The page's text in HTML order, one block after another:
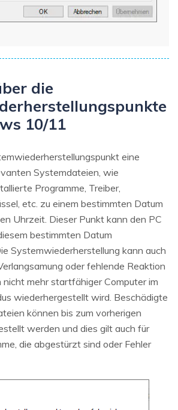
die
10/11
eine
Systemdateien, wie
Programme, Treiber,
etc. zu einem bestimmten Datum
Uhrzeit. Dieser Punkt kann den PC
bestimmten Datum
Systemwiederherstellung kann auch
oder fehlende Reaktion
nicht mehr startfähiger Computer im
wiederhergestellt wird. Beschädigte
können bis zum vorherigen
werden und dies gilt auch für
die abgestürzt sind oder Fehler